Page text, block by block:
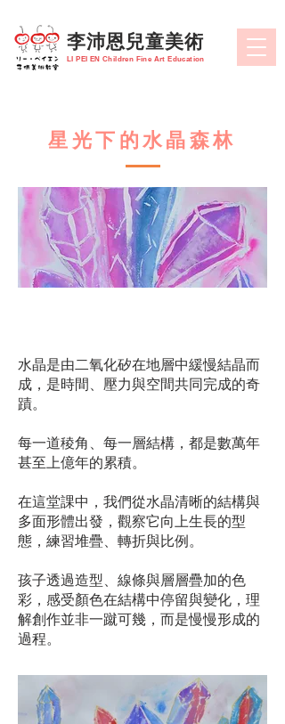
LI PEI EN Children Fine Art Education
​李沛恩兒童美術
星光下的水晶森林
水晶是由二氧化矽在地層中緩慢結晶而
成，是時間、壓力與空間共同完成的奇
蹟。
每一道稜角、每一層結構，都是數萬年
甚至上億年的累積。
在這堂課中，我們從水晶清晰的結構與
多面形體出發，觀察它向上生長的型
態，練習堆疊、轉折與比例。
孩子透過造型、線條與層層疊加的色
彩，感受顏色在結構中停留與變化，理
解創作並非一蹴可幾，而是慢慢形成的
過程。